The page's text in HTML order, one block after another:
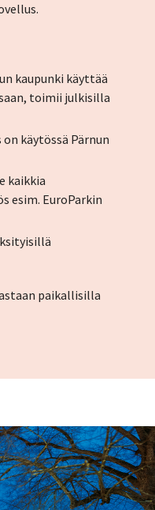
kaupunki käyttää
toimii julkisilla
käytössä Pärnun
kaikkia
esim. EuroParkin
paikallisilla